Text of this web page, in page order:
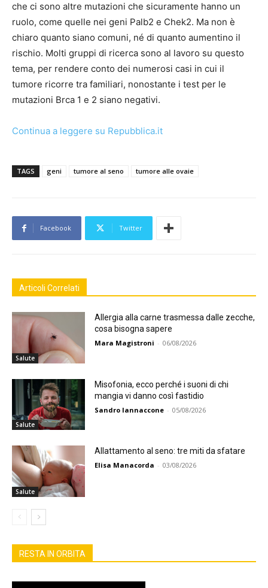
che ci sono altre mutazioni che sicuramente hanno un
ruolo, come quelle nei geni Palb2 e Chek2. Ma non è
chiaro quanto siano comuni, né di quanto aumentino il
rischio. Molti gruppi di ricerca sono al lavoro su questo
tema, per rendere conto dei numerosi casi in cui il
tumore ricorre tra familiari, nonostante i test per le
mutazioni Brca 1 e 2 siano negativi.
Continua a leggere su Repubblica.it
TAGS geni tumore al seno tumore alle ovaie
Facebook Twitter
Articoli Correlati
Salute
Allergia alla carne trasmessa dalle zecche,
cosa bisogna sapere
Mara Magistroni - 06/08/2026
Salute
Misofonia, ecco perché i suoni di chi
mangia vi danno così fastidio
Sandro Iannaccone - 05/08/2026
Salute
Allattamento al seno: tre miti da sfatare
Elisa Manacorda - 03/08/2026
RESTA IN ORBITA